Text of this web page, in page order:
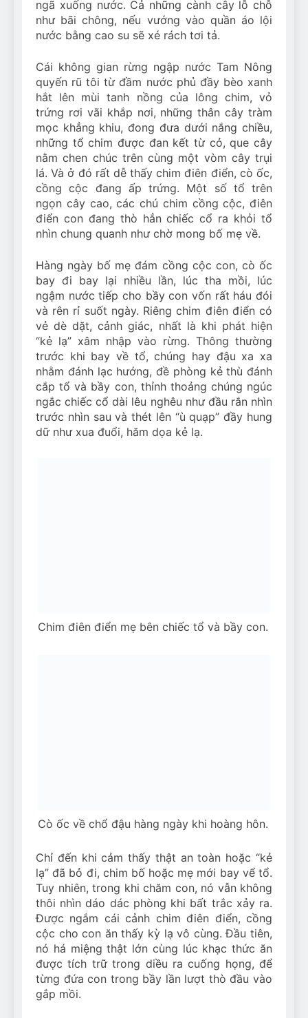
ngã xuống nước. Cả những cành cây lỗ chỗ
như bãi chông, nếu vướng vào quần áo lội
nước bằng cao su sẽ xé rách tơi tả.
Cái không gian rừng ngập nước Tam Nông
quyến rũ tôi từ đầm nước phủ đầy bèo xanh
hắt lên mùi tanh nồng của lông chim, vỏ
trứng rơi vãi khắp nơi, những thân cây tràm
mọc khẳng khiu, đong đưa dưới nắng chiều,
những tổ chim được đan kết từ cỏ, que cây
nằm chen chúc trên cùng một vòm cây trụi
lá. Và ở đó rất dễ thấy chim điên điển, cò ốc,
cồng cộc đang ấp trứng. Một số tổ trên
ngọn cây cao, các chú chim cồng cộc, điên
điển con đang thò hẳn chiếc cổ ra khỏi tổ
nhìn chung quanh như chờ mong bố mẹ về.
Hàng ngày bố mẹ đám cồng cộc con, cò ốc
bay đi bay lại nhiều lần, lúc tha mồi, lúc
ngậm nước tiếp cho bầy con vốn rất háu đói
và rên rỉ suốt ngày. Riêng chim điên điển có
vẻ dè dặt, cảnh giác, nhất là khi phát hiện
“kẻ lạ” xâm nhập vào rừng. Thông thường
trước khi bay về tổ, chúng hay đậu xa xa
nhằm đánh lạc hướng, đề phòng kẻ thù đánh
cắp tổ và bầy con, thỉnh thoảng chúng ngúc
ngắc chiếc cổ dài lêu nghêu như đầu rắn nhìn
trước nhìn sau và thét lên “ù quạp” đầy hung
dữ như xua đuổi, hăm dọa kẻ lạ.
Chim điên điển mẹ bên chiếc tổ và bầy con.
Cò ốc về chổ đậu hàng ngày khi hoàng hôn.
Chỉ đến khi cảm thấy thật an toàn hoặc “kẻ
lạ” đã bỏ đi, chim bố hoặc mẹ mới bay vể tổ.
Tuy nhiên, trong khi chăm con, nó vẫn không
thôi nhìn dáo dác phòng khi bất trắc xảy ra.
Được ngắm cái cảnh chim điên điển, cồng
cộc cho con ăn thấy kỳ lạ vô cùng. Đầu tiên,
nó há miệng thật lớn cùng lúc khạc thức ăn
được tích trữ trong diều ra cuống họng, để
từng đứa con trong bầy lần lượt thò đầu vào
gắp mồi.